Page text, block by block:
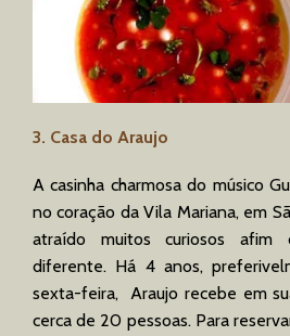
3. Casa do Araujo
A casinha charmosa do músico
no coração da Vila Mariana, em
atraído muitos curiosos afim
diferente. Há 4 anos,
sexta-feira, Araujo recebe em
cerca de 20 pessoas. Para